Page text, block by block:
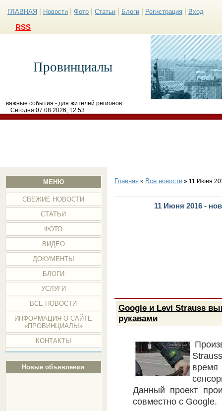
ГЛАВНАЯ Новости Фото Статьи Блоги Регистрация Вход
RSS
Провинциалы
важные события - для жителей регионов
Сегодня 07.08.2026, 12:53
МЕНЮ
СВЕЖИЕ НОВОСТИ
СТАТЬИ
ФОТО
ВИДЕО
ДОКУМЕНТЫ
БЛОГИ
УСЛУГИ
ВСЕ НОВОСТИ
ИНФОРМАЦИЯ О САЙТЕ
«ПРОВИНЦИАЛЫ»
КОНТАКТЫ
Новые объявления
Главная» Все новости» 11 Июня
11 Июня 2016 -
Google и Levi Strauss
рукавами
Данный проект
совместно с Google.